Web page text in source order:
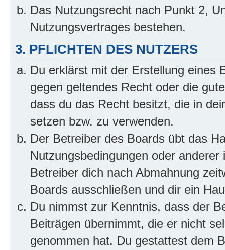
Das Nutzungsrecht nach Punkt 2,
Nutzungsvertrages bestehen.
3. PFLICHTEN DES NUTZERS
Du erklärst mit der Erstellung eines
gegen geltendes Recht oder die
dass du das Recht besitzt, die in
setzen bzw. zu verwenden.
Der Betreiber des Boards übt das
Nutzungsbedingungen oder
Betreiber dich nach Abmahnung
Boards ausschließen und dir ein
Du nimmst zur Kenntnis, dass der
Beiträgen übernimmt, die er nicht
genommen hat. Du gestattest dem